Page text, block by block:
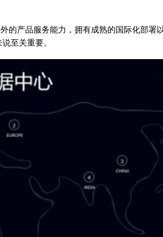
的产品服务能力，拥有成熟的国际化部署
至关重要。